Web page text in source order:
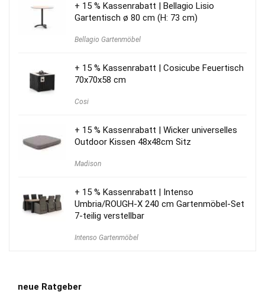
+ 15 % Kassenrabatt | Bellagio Lisio
Gartentisch ø 80 cm (H: 73 cm)
Bellagio Gartenmöbel
+ 15 % Kassenrabatt | Cosicube Feuertisch
70x70x58 cm
Cosi
+ 15 % Kassenrabatt | Wicker universelles
Outdoor Kissen 48x48cm Sitz
Madison
+ 15 % Kassenrabatt | Intenso
Umbria/ROUGH-X 240 cm Gartenmöbel-Set
7-teilig verstellbar
Intenso Gartenmöbel
neue Ratgeber